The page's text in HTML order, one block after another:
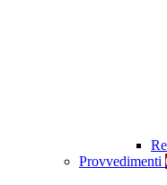
Provvedimenti